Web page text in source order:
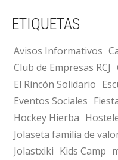
ETIQUETAS
Avisos Informativos
Club de Empresas RCJ
El Rincón Solidario
Eventos Sociales
Hockey Hierba
Jolaseta familia de
Jolastxiki Kids Camp